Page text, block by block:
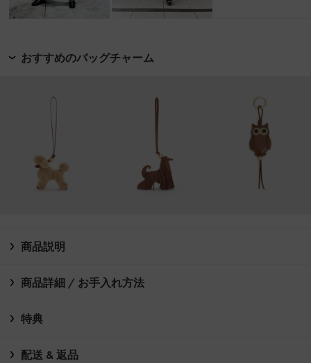
おすすめのバッグチャーム
商品説明
商品詳細 / お手入れ方法
特典
配送 & 返品